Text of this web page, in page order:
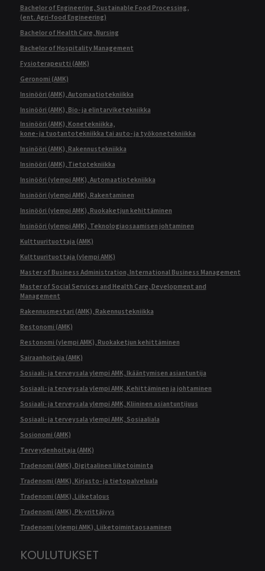
Bachelor of Engineering, Sustainable Food Processing,
(ent. Agri-food Engineering)
Bachelor of Health Care, Nursing
Bachelor of Hospitality Management
Fysioterapeutti (AMK)
Geronomi (AMK)
Insinööri (AMK), Automaatiotekniikka
Insinööri (AMK), Bio- ja elintarviketekniikka
Insinööri (AMK), Konetekniikka,
kone- ja tuotantotekniikka tai auto- ja työkonetekniikka
Insinööri (AMK), Rakennustekniikka
Insinööri (AMK), Tietotekniikka
Insinööri (ylempi AMK), Automaatiotekniikka
Insinööri (ylempi AMK), Rakentaminen
Insinööri (ylempi AMK), Ruokaketjun kehittäminen
Insinööri (ylempi AMK), Teknologiaosaamisen johtaminen
Kulttuurituottaja (AMK)
Kulttuurituottaja (ylempi AMK)
Master of Business Administration, International Business Management
Master of Social Services and Health Care, Development and
Management
Rakennusmestari (AMK), Rakennustekniikka
Restonomi (AMK)
Restonomi (ylempi AMK), Ruokaketjun kehittäminen
Sairaanhoitaja (AMK)
Sosiaali- ja terveysala ylempi AMK, Ikääntymisen asiantuntija
Sosiaali- ja terveysala ylempi AMK, Kehittäminen ja johtaminen
Sosiaali- ja terveysala ylempi AMK, Kliininen asiantuntijuus
Sosiaali- ja terveysala ylempi AMK, Sosiaaliala
Sosionomi (AMK)
Terveydenhoitaja (AMK)
Tradenomi (AMK), Digitaalinen liiketoiminta
Tradenomi (AMK), Kirjasto- ja tietopalveluala
Tradenomi (AMK), Liiketalous
Tradenomi (AMK), Pk-yrittäjyys
Tradenomi (ylempi AMK), Liiketoimintaosaaminen
KOULUTUKSET